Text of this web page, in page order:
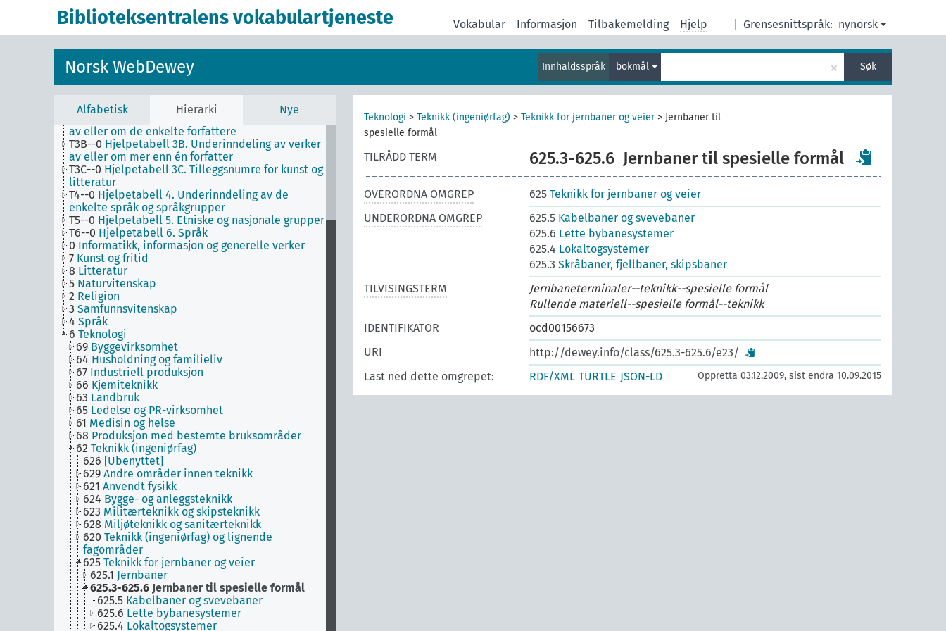
Biblioteksentralens vokabulartjeneste Grensesnittspråk: nynorsk
Vokabular Informasjon Tilbakemelding Hjelp
Norsk WebDewey Innhaldsspråk bokmål × Søk
Alfabetisk Hierarki Nye
1 Filosofi og psykologi
historiske perioder, biografier
Hjelpetabell 3. Underinndeling av kunst, av
de enkelte språks litteraturer, av bestemte
litterære former
Hjelpetabell 3A. Underinndeling av verker
av eller om de enkelte forfattere
T3B--0 Hjelpetabell 3B. Underinndeling av verker
av eller om mer enn én forfatter
T3C--0 Hjelpetabell 3C. Tilleggsnumre for kunst og
litteratur
T4--0 Hjelpetabell 4. Underinndeling av de
enkelte språk og språkgrupper
T5--0 Hjelpetabell 5. Etniske og nasjonale grupper
T6--0 Hjelpetabell 6. Språk
0 Informatikk, informasjon og generelle verker
7 Kunst og fritid
8 Litteratur
5 Naturvitenskap
2 Religion
3 Samfunnsvitenskap
4 Språk
6 Teknologi
69 Byggevirksomhet
64 Husholdning og familieliv
67 Industriell produksjon
66 Kjemiteknikk
63 Landbruk
65 Ledelse og PR-virksomhet
61 Medisin og helse
68 Produksjon med bestemte bruksområder
62 Teknikk (ingeniørfag)
626 [Ubenyttet]
629 Andre områder innen teknikk
621 Anvendt fysikk
624 Bygge- og anleggsteknikk
623 Militærteknikk og skipsteknikk
628 Miljøteknikk og sanitærteknikk
620 Teknikk (ingeniørfag) og lignende
fagområder
625 Teknikk for jernbaner og veier
625.1 Jernbaner
625.3-625.6 Jernbaner til spesielle formål
625.5 Kabelbaner og svevebaner
625.6 Lette bybanesystemer
625.4 Lokaltogsystemer
Teknologi > Teknikk (ingeniørfag) > Teknikk for jernbaner og veier> Jernbaner til
spesielle formål
TILRÅDD TERM 625.3-625.6 Jernbaner til spesielle formål
OVERORDNA OMGREP 625 Teknikk for jernbaner og veier
UNDERORDNA OMGREP
625.5 Kabelbaner og svevebaner
625.6 Lette bybanesystemer
625.4 Lokaltogsystemer
625.3 Skråbaner, fjellbaner, skipsbaner
TILVISINGSTERM
Jernbaneterminaler--teknikk--spesielle formål
Rullende materiell--spesielle formål--teknikk
IDENTIFIKATOR
ocd00156673
URI
http://dewey.info/class/625.3-625.6/e23/
Last ned dette omgrepet:
RDF/XML TURTLE JSON-LD Oppretta 03.12.2009, sist endra 10.09.2015